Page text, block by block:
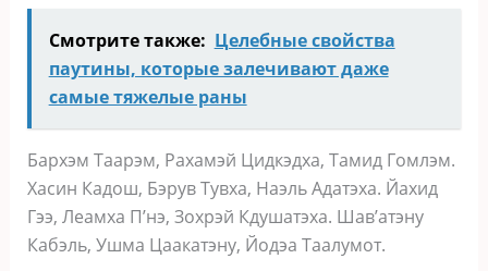
Смотрите также: Целебные свойства
паутины, которые залечивают даже
самые тяжелые раны
Бархэм Таарэм, Рахамэй Цидкэдха, Тамид Гомлэм.
Хасин Кадош, Бэрув Тувха, Наэль Адатэха. Йахид
Гээ, Леамха П’нэ, Зохрэй Кдушатэха. Шав’атэну
Кабэль, Ушма Цаакатэну, Йодэа Таалумот.